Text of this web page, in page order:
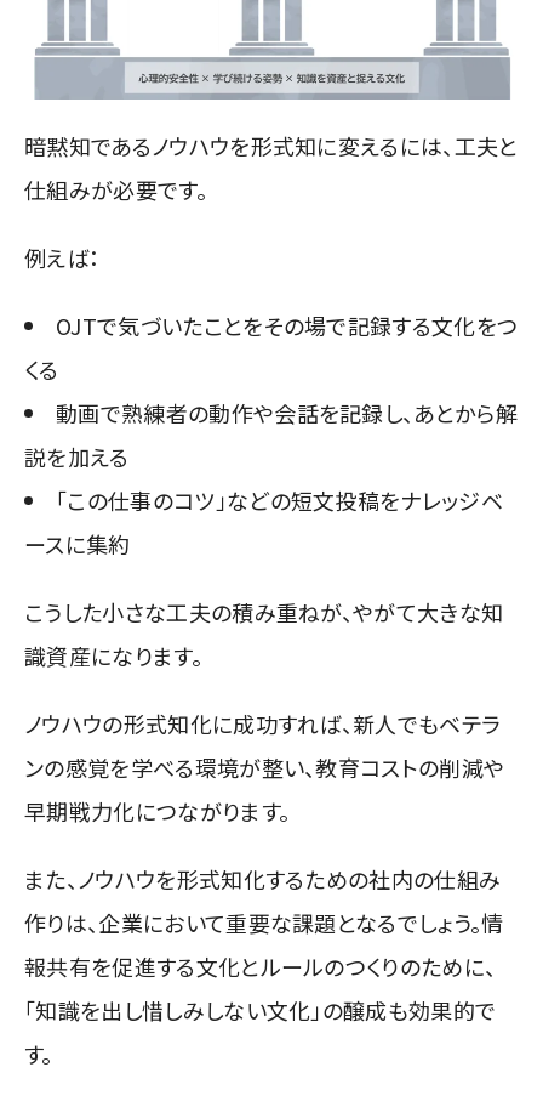
暗黙知であるノウハウを形式知に変えるには、工夫と
仕組みが必要です。
例えば：
OJTで気づいたことをその場で記録する文化をつ
くる
動画で熟練者の動作や会話を記録し、あとから解
説を加える
「この仕事のコツ」などの短文投稿をナレッジベ
ースに集約
こうした小さな工夫の積み重ねが、やがて大きな知
識資産になります。
ノウハウの形式知化に成功すれば、新人でもベテラ
ンの感覚を学べる環境が整い、教育コストの削減や
早期戦力化につながります。
また、ノウハウを形式知化するための社内の仕組み
作りは、企業において重要な課題となるでしょう。情
報共有を促進する文化とルールのつくりのために、
「知識を出し惜しみしない文化」の醸成も効果的で
す。